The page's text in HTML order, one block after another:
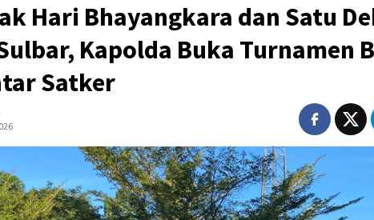
Hari Bhayangkara dan Satu
Kapolda Buka Turnamen
Satker